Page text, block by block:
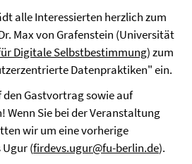
alle Interessierten herzlich zum
Max von Grafenstein (Universität
Digitale Selbstbestimmung) zum
Datenpraktiken" ein.
den Gastvortrag sowie auf
Wenn Sie bei der Veranstaltung
wir um eine vorherige
Ugur (firdevs.ugur@fu-berlin.de).